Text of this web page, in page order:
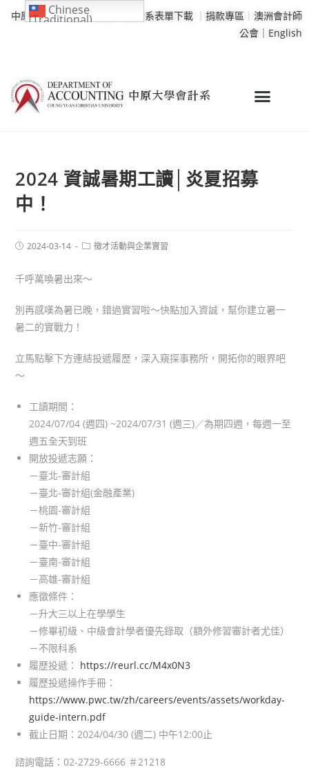
中原大學｜學校行事曆 會計系表單下載 ｜ 捐款專區 ｜ 澳洲會計師
公會｜ English
2024 資誠暑期工讀│炎夏招募
中！
2024-03-14 徵才活動與企業實習
千呼萬喚暑出來～
別再感嘆為暑已晚，錯過實習啦～快點加入資誠，幫你建立暑一
暑二的實戰力！
立馬點擊下方連結投遞履歷，深入窺探事務所，開拓你的眼界吧
～
工讀期間：
2024/07/04 (週四) ~2024/07/31 (週三)／為期四週，每週一至
週五全天到班
開放投遞志願：
－臺北-審計組
－臺北-審計組(金融產業)
－桃園-審計組
－新竹-審計組
－臺中-審計組
－臺南-審計組
－高雄-審計組
應徵條件：
－升大三以上在學學生
－修畢初級、中級會計學者優先錄取（額外修習審計者尤佳）
－不限科系
履歷投遞： https://reurl.cc/M4x0N3
履歷投遞操作手冊：
https://www.pwc.tw/zh/careers/events/assets/workday-
guide-intern.pdf
截止日期：2024/04/30 (週二) 中午12:00止
諮詢電話：02-2729-6666 ＃21218
Chinese
(Traditional)